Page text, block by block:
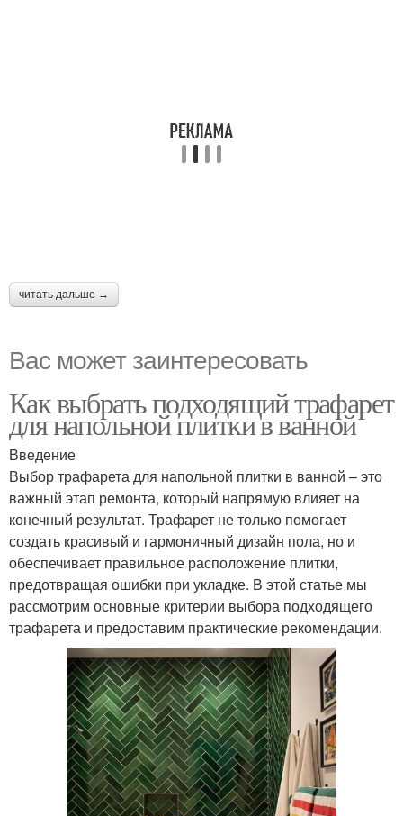
читать дальше →
Вас может заинтересовать
Как выбрать подходящий трафарет
для напольной плитки в ванной
Введение
Выбор трафарета для напольной плитки в ванной – это
важный этап ремонта, который напрямую влияет на
конечный результат. Трафарет не только помогает
создать красивый и гармоничный дизайн пола, но и
обеспечивает правильное расположение плитки,
предотвращая ошибки при укладке. В этой статье мы
рассмотрим основные критерии выбора подходящего
трафарета и предоставим практические рекомендации.